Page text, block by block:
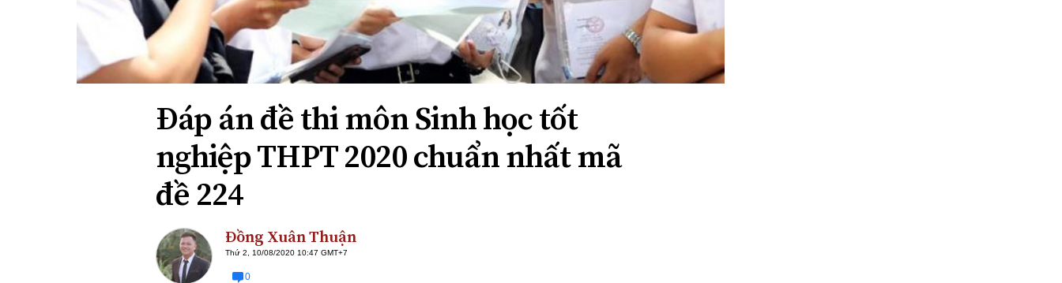
Xi nhan Trái Phải
Bạn đọc viết
Đáp án đề thi môn Sinh học tốt
nghiệp THPT 2020 chuẩn nhất mã
đề 224
Đồng Xuân Thuận
Thứ 2, 10/08/2020 10:47 GMT+7
0